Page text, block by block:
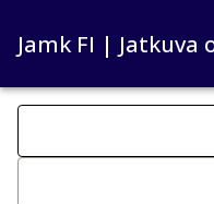
Jamk FI | Jatkuva
Haku